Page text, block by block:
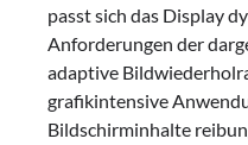
passt sich das Display
Anforderungen der
adaptive
grafikintensive
Bildschirminhalte